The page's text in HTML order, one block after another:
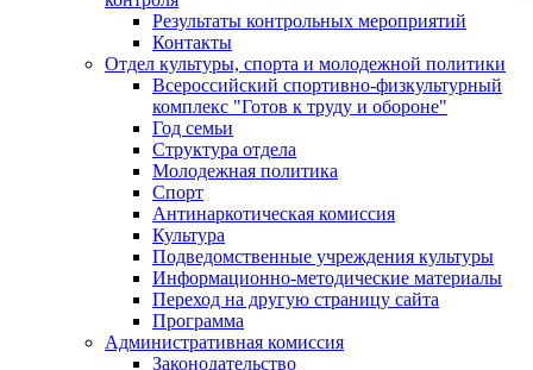
Результаты контрольных мероприятий
Контакты
Отдел культуры, спорта и молодежной политики
Всероссийский спортивно-физкультурный
комплекс "Готов к труду и обороне"
Год семьи
Структура отдела
Молодежная политика
Спорт
Антинаркотическая комиссия
Культура
Подведомственные учреждения культуры
Информационно-методические материалы
Переход на другую страницу сайта
Программа
Административная комиссия
Законодательство